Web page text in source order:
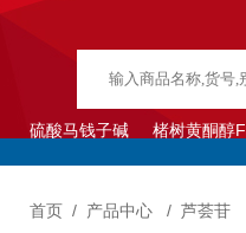
硫酸马钱子碱 楮树黄酮醇F
首页/ 产品中心/ 芦荟苷